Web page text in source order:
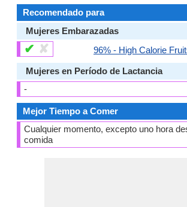
Recomendado para
Mujeres Embarazadas
✔ ✘ 96% - High Calorie
Mujeres en Período de Lactancia
-
Mejor Tiempo a Comer
Cualquier momento, excepto uno hora
comida